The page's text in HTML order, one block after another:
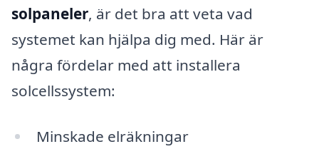
solpaneler, är det bra att veta vad
systemet kan hjälpa dig med. Här är
några fördelar med att installera
solcellssystem:
Minskade elräkningar